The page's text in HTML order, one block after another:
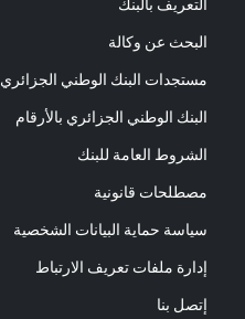
التعريف بالبنك
البحث عن وكالة
مستجدات البنك الوطني الجزائري
البنك الوطني الجزائري بالأرقام
الشروط العامة للبنك
مصطلحات قانونية
سياسة حماية البيانات الشخصية
إدارة ملفات تعريف الارتباط
إتصل بنا